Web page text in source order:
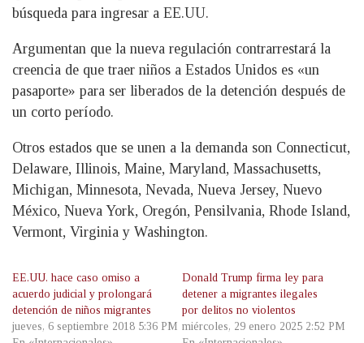
búsqueda para ingresar a EE.UU.
Argumentan que la nueva regulación contrarrestará la
creencia de que traer niños a Estados Unidos es «un
pasaporte» para ser liberados de la detención después de
un corto período.
Otros estados que se unen a la demanda son Connecticut,
Delaware, Illinois, Maine, Maryland, Massachusetts,
Michigan, Minnesota, Nevada, Nueva Jersey, Nuevo
México, Nueva York, Oregón, Pensilvania, Rhode Island,
Vermont, Virginia y Washington.
EE.UU. hace caso omiso a
acuerdo judicial y prolongará
detención de niños migrantes
jueves, 6 septiembre 2018 5:36 PM
Donald Trump firma ley para
detener a migrantes ilegales
por delitos no violentos
miércoles, 29 enero 2025 2:52 PM